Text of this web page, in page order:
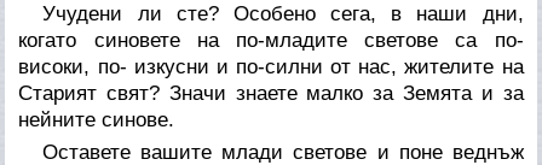
Учудени ли сте? Особено сега, в наши дни,
когато синовете на по-младите светове са по-
високи, по- изкусни и по-силни от нас, жителите на
Старият свят? Значи знаете малко за Земята и за
нейните синове.
Оставете вашите млади светове и поне веднъж